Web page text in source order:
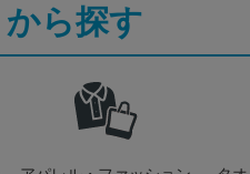
ら探す